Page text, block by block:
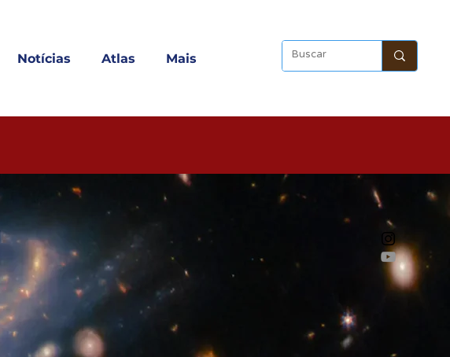
Notícias Atlas Mais